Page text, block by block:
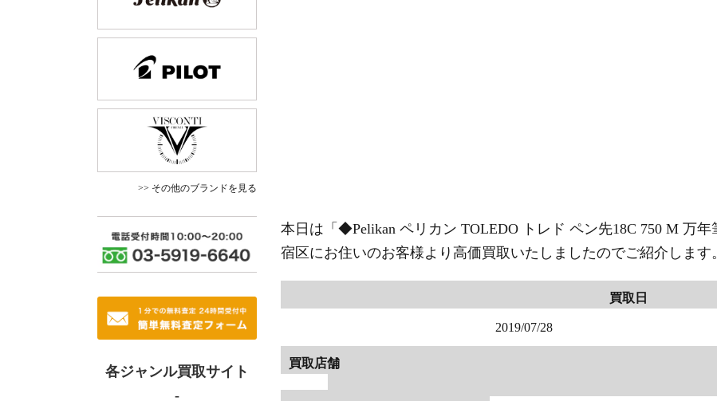
>> その他のブランドを見る
各ジャンル買取サイト
-
本日は「 ◆Pelikan ペリカン TOLEDO トレド ペン先18C 750 M 万
宿区にお住いのお客様より高価買取いたしましたのでご紹介します。
買取日
2019/07/28
買取店舗